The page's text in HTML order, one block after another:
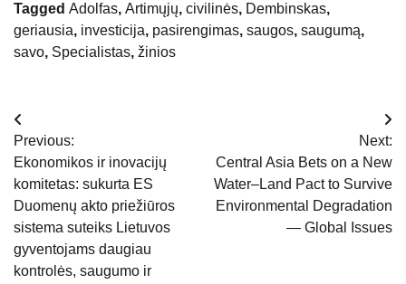
Tagged Adolfas, Artimųjų, civilinės, Dembinskas,
geriausia, investicija, pasirengimas, saugos, saugumą,
savo, Specialistas, žinios
Navigacija
tarp
įrašų
Previous:
Ekonomikos ir inovacijų
komitetas: sukurta ES
Duomenų akto priežiūros
sistema suteiks Lietuvos
gyventojams daugiau
kontrolės, saugumo ir
Next:
Central Asia Bets on a New
Water–Land Pact to Survive
Environmental Degradation
— Global Issues